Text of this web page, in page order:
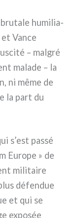
bru­ta­le humi­lia­
Vance
– mal­gré
mala­de – la
ni même de
la part du
s’est pas­sé
Europe » de
mili­tai­re
défen­due
et qui se
expo­sée